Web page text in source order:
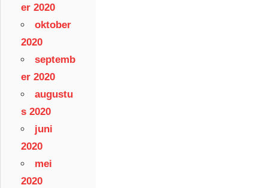
er 2020
oktober
2020
septemb
er 2020
augustu
s 2020
juni
2020
mei
2020